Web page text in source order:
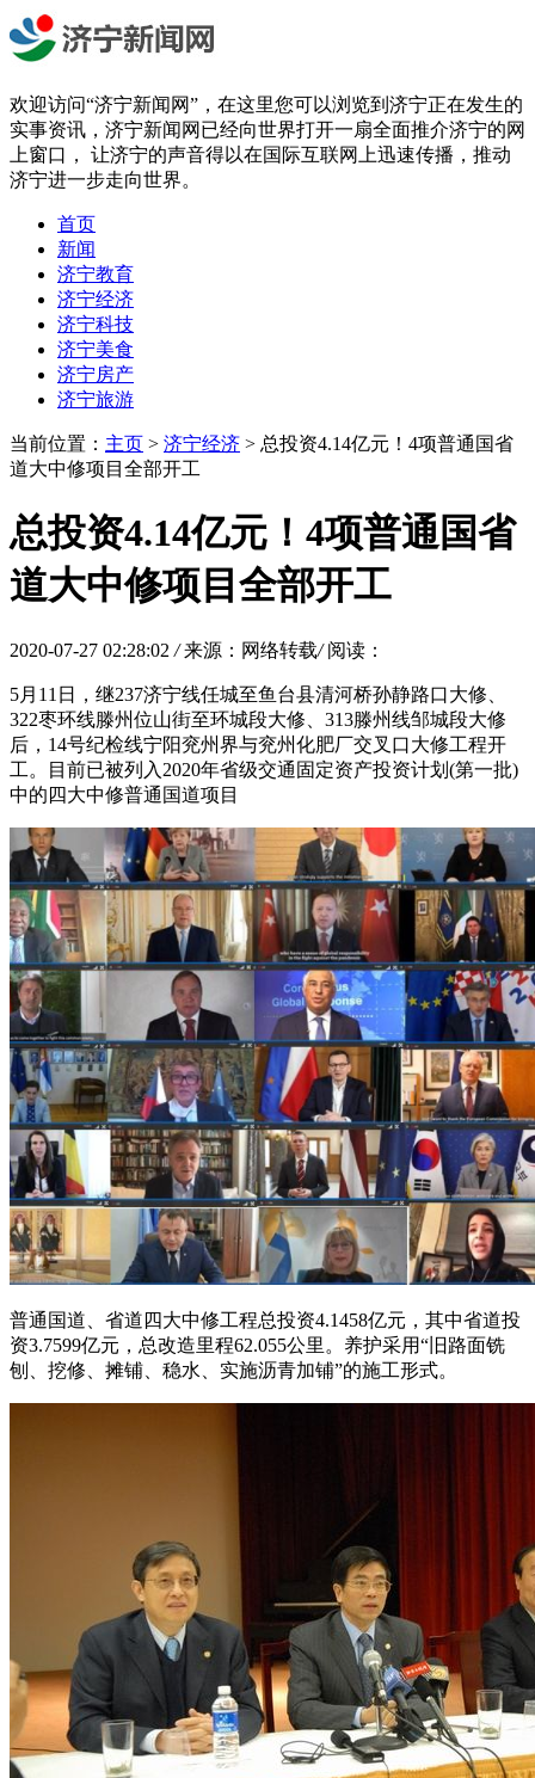
欢迎访问“济宁新闻网”，在这里您可以浏览到济宁正在发生的
实事资讯，济宁新闻网已经向世界打开一扇全面推介济宁的网
上窗口， 让济宁的声音得以在国际互联网上迅速传播，推动
济宁进一步走向世界。
首页
新闻
济宁教育
济宁经济
济宁科技
济宁美食
济宁房产
济宁旅游
当前位置： 主页 > 济宁经济 > 总投资4.14亿元！4项普通国省
道大中修项目全部开工
总投资4.14亿元！4项普通国省
道大中修项目全部开工
2020-07-27 02:28:02 / 来源：网络转载/ 阅读：
5月11日，继237济宁线任城至鱼台县清河桥孙静路口大修、
322枣环线滕州位山街至环城段大修、313滕州线邹城段大修
后，14号纪检线宁阳兖州界与兖州化肥厂交叉口大修工程开
工。目前已被列入2020年省级交通固定资产投资计划(第一批)
中的四大中修普通国道项目
普通国道、省道四大中修工程总投资4.1458亿元，其中省道投
资3.7599亿元，总改造里程62.055公里。养护采用“旧路面铣
刨、挖修、摊铺、稳水、实施沥青加铺”的施工形式。